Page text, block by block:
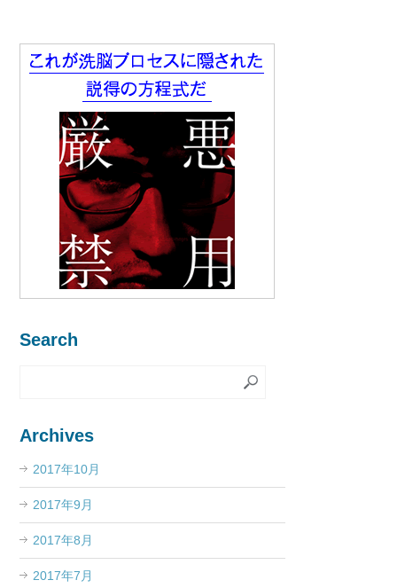
Search
Archives
2017年10月
2017年9月
2017年8月
2017年7月